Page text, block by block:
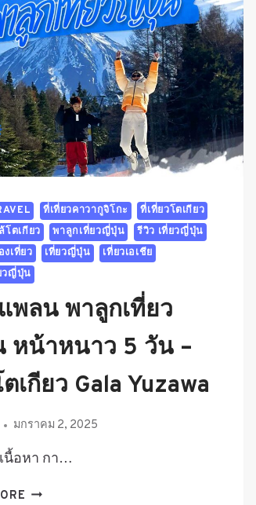
ที่เที่ยวคาวากูจิโกะ
ที่เที่ยวโตเกียว
โตเกียว
พาลูกเที่ยวญี่ปุ่น
รีวิว เที่ยวญี่ปุ่น
เที่ยว
เที่ยวญี่ปุ่น
เที่ยวเอเชีย
วญี่ปุ่น
พลน พาลูกเที่ยว
หน้าหนาว 5 วัน –
เกียว Gala Yuzawa
มกราคม 2, 2025
นื้อหา กา…
แจก